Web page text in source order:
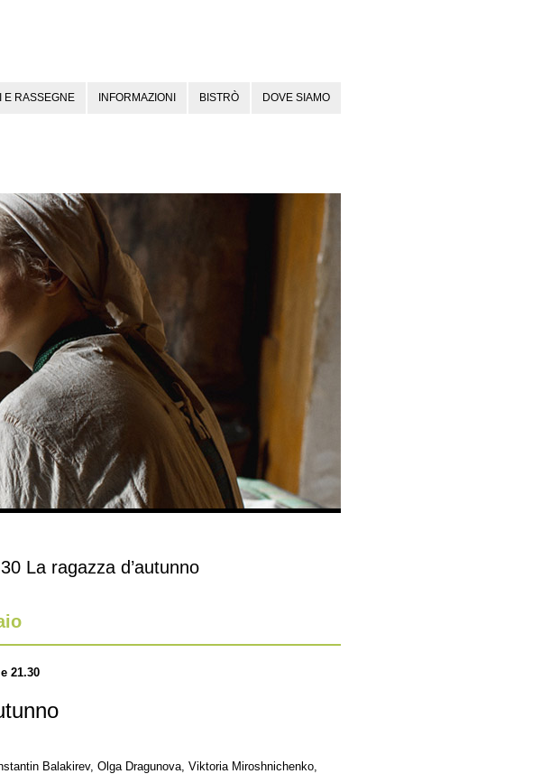
E RASSEGNE INFORMAZIONI BISTRÒ DOVE SIAMO
La ragazza d’autunno
21.30
Balakirev, Olga Dragunova, Viktoria Miroshnichenko,